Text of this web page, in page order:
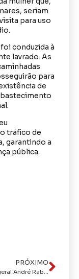
seriam
para uso
conduzida à
lavrado. As
para
de
tráfico de
garantindo a
pública.
PRÓXIMO
Delegado-geral André Rabelo é reconhecido pelo trabalho à frente da Polícia Civil da Paraíba